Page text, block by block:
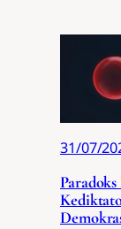
31/07/